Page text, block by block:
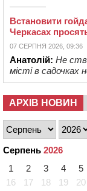
Встановити
Черкасах
07 СЕРПНЯ 2026, 09:36
Анатолій: Не
місті в садочках
АРХІВ НОВИН
Серпень 2026
1
2 3 4 5
16
17 18 19 20